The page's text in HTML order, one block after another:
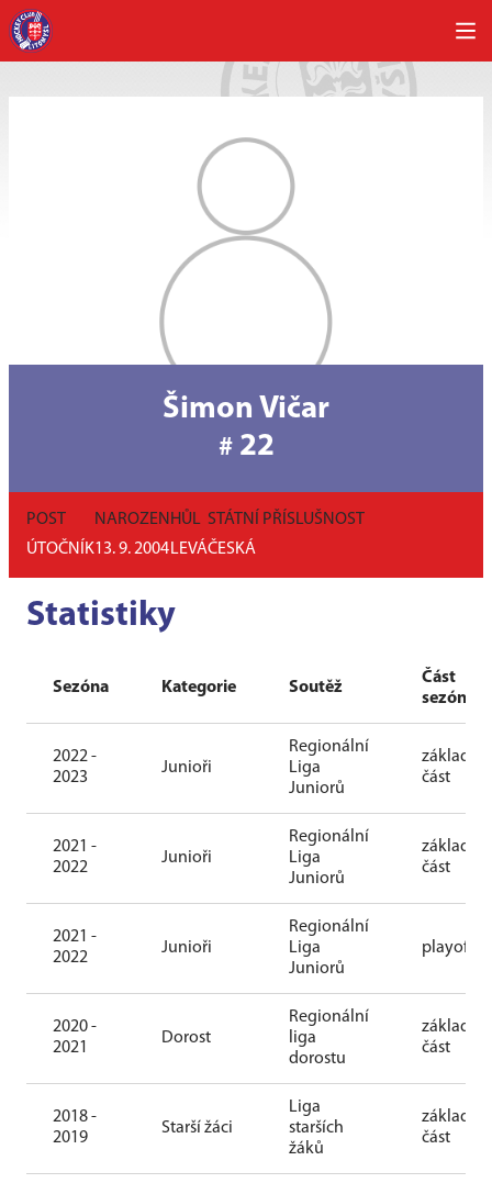
Šimon Vičar
# 22
POST
ÚTOČNÍK
NAROZEN
13. 9. 2004
HŮL
LEVÁ
STÁTNÍ PŘÍSLUŠNOST
ČESKÁ
Statistiky
Sezóna Kategorie Soutěž
Část
sezóny
2022 -
2023
Junioři
Regionální
Liga
Juniorů
základní
část
2021 -
2022
Junioři
Regionální
Liga
Juniorů
základní
část
2021 -
2022
Junioři
Regionální
Liga
Juniorů
playoff
2020 -
2021
Dorost
Regionální
liga
dorostu
základní
část
2018 -
2019
Starší žáci
Liga
starších
žáků
základní
část